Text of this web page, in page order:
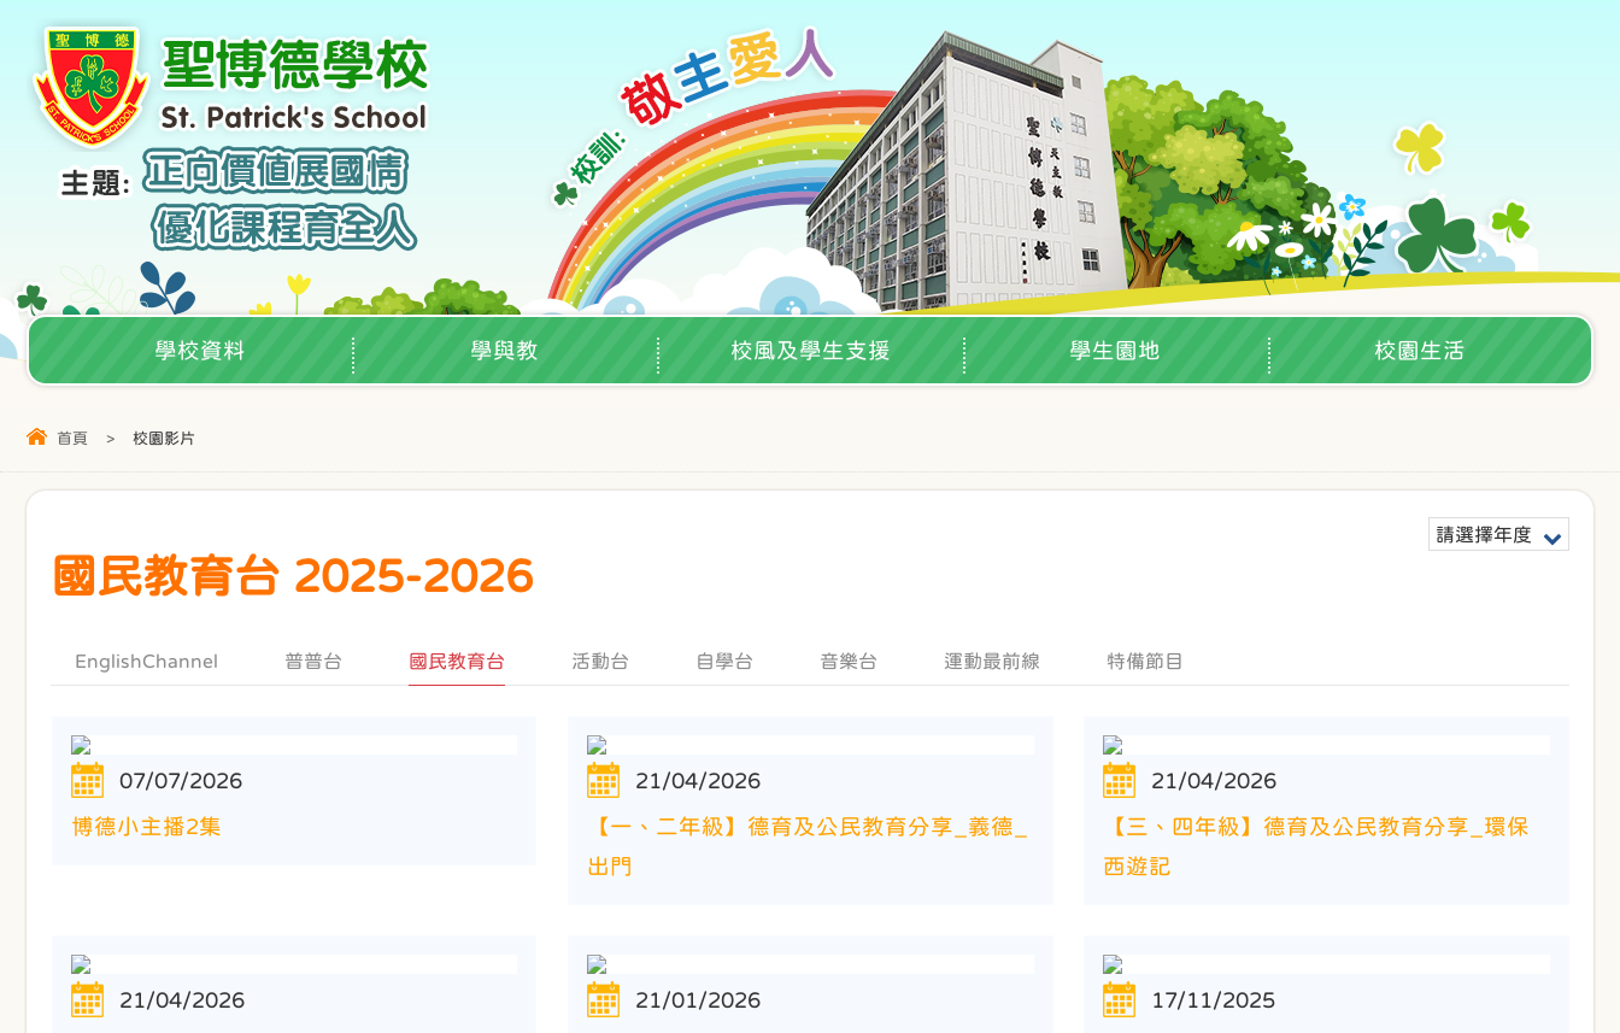
學校資料 學與教 校風及學生支援 學生園地 校園生活
首頁 > 校園影片
國民教育台 2025-2026
請選擇年度
EnglishChannel 普普台 國民教育台 活動台 自學台 音樂台 運動最前線 特備節目
07/07/2026
博德小主播2集
21/04/2026
【一、二年級】德育及公民教育分享_義德_
出門
21/04/2026
【三、四年級】德育及公民教育分享_環保
西遊記
21/04/2026
21/01/2026
17/11/2025